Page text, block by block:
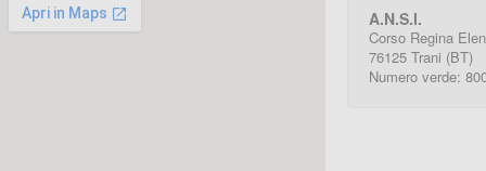
A.N.S.I.
Corso Regina
76125 Trani (BT)
Numero verde: